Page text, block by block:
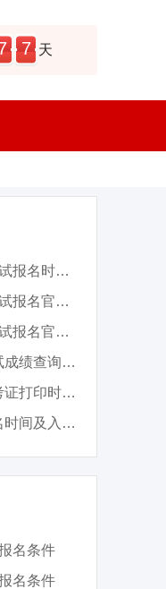
7 天
2026年10月全国各省自学考试报名时间及入口汇总
2026年10月全国各省自学考试报名官网入口汇总
2026年10月全国各省自学考试报名官网入口汇总
2026年4月全国各省自学考试成绩查询时间及入口...
2026年4月全国各省自考准考证打印时间及入口汇...
2026年4月各省自学考试报名时间及入口汇总
名条件
名条件